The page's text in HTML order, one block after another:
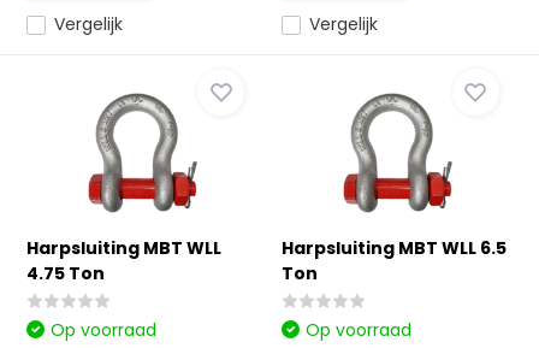
Vergelijk Vergelijk
Harpsluiting MBT WLL
4.75 Ton
Op voorraad
Harpsluiting MBT WLL 6.5
Ton
Op voorraad